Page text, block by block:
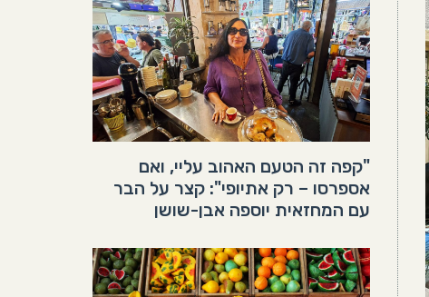
"קפה זה הטעם האהוב עליי, ואם
אספרסו – רק אתיופי": קצר על הבר
עם המחזאית יוספה אבן-שושן